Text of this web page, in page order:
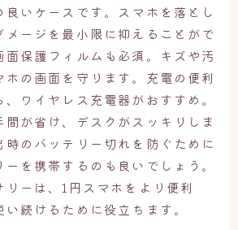
良いケースです。スマホを落とし
メージを最小限に抑えることがで
面保護フィルムも必須。キズや汚
の画面を守ります。充電の便利
ワイヤレス充電器がおすすめ。
間が省け、デスクがスッキリしま
時のバッテリー切れを防ぐために
を携帯するのも良いでしょう。
ーは、1円スマホをより便利
続けるために役立ちます。